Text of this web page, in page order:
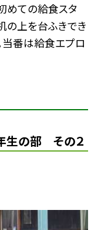
めての給食スタ
の上を台ふきでき
当番は給食エプロ
生の部 その２